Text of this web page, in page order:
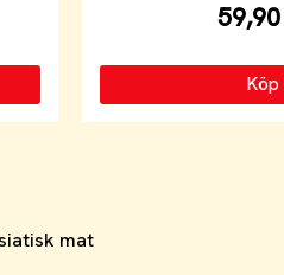
Köp
mat